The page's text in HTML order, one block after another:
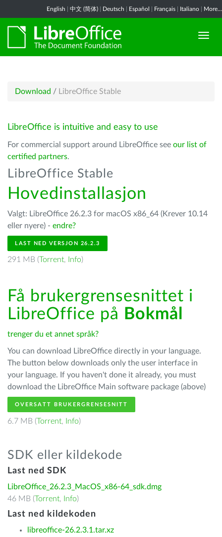
English 中文 (简体) Deutsch Español Français Italiano More...
Download / LibreOffice Stable
LibreOffice is intuitive and easy to use
For commercial support around LibreOffice see our list of
certified partners.
LibreOffice Stable
Hovedinstallasjon
Valgt: LibreOffice 26.2.3 for macOS x86_64 (Krever 10.14
eller nyere) - endre?
LAST NED VERSJON 26.2.3
291 MB (Torrent, Info)
Få brukergrensesnittet i
LibreOffice på Bokmål
trenger du et annet språk?
You can download LibreOffice directly in your language.
The button below downloads only the user interface in
your language. If you haven't done it already, you must
download the LibreOffice Main software package (above)
OVERSATT BRUKERGRENSESNITT
6.7 MB (Torrent, Info)
SDK eller kildekode
Last ned SDK
LibreOffice_26.2.3_MacOS_x86-64_sdk.dmg
46 MB (Torrent, Info)
Last ned kildekoden
libreoffice-26.2.3.1.tar.xz